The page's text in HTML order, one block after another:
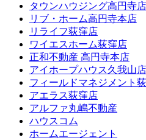
タウンハウジング高円寺店
リブ・ホーム高円寺本店
リライフ荻窪店
ワイエスホーム荻窪店
正和不動産 高円寺本店
アイホープハウス久我山店
フィールドマネジメント
アエラス荻窪店
アルファ丸嶋不動産
ハウスコム
ホームエージェント